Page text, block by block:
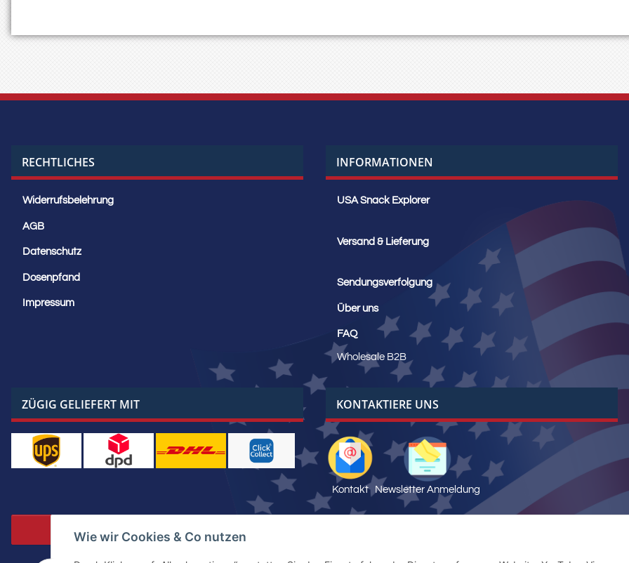
Wie wir Cookies & Co nutzen
RECHTLICHES
Widerrufsbelehrung
AGB
Datenschutz
Dosenpfand
Impressum
INFORMATIONEN
USA Snack Explorer
Versand & Lieferung
Sendungsverfolgung
Über uns
FAQ
Wholesale B2B
ZÜGIG GELIEFERT MIT KONTAKTIERE UNS
Kontakt Newsletter Anmeldung
Vertrag widerrufen